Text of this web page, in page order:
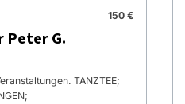
150 €
G.
TANZTEE;